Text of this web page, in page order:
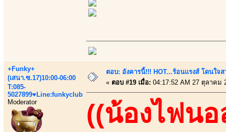
+Funky+
(เสนา.ซ.17)10:00-06:00
T:085-
5027899♥Line:funkyclub
Moderator
ตอบ: อังคารนี้!!! HOT...ร้อนแรงส์ โดนใจ
« ตอบ #19 เมื่อ: 04:17:52 AM 27 ตุลาคม
((น้องไฟนอ